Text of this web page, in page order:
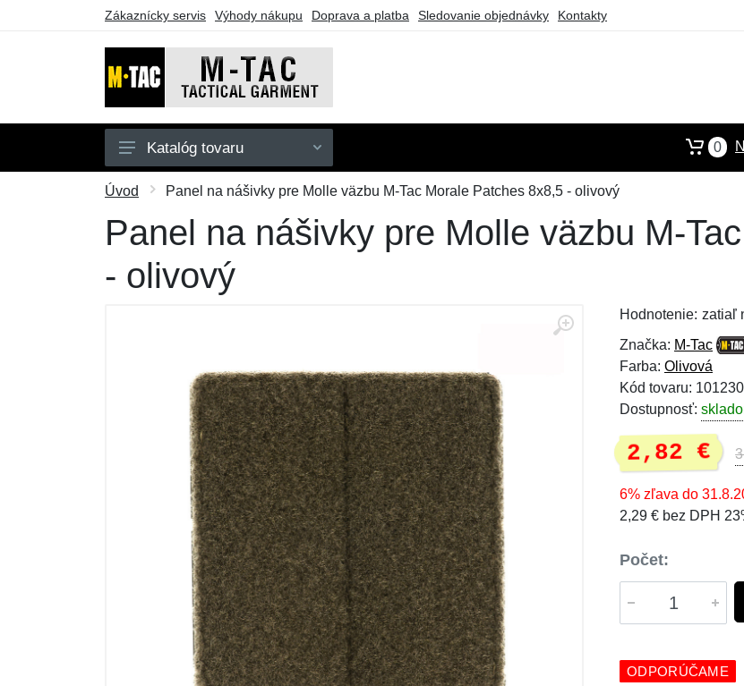
Zákaznícky servis Výhody nákupu Doprava a platba Sledovanie objednávky Kontakty
Pánske
Dámske
Obuv a ponožky
Darčekové poukazy
Katalóg tovaru 0
Úvod Panel na nášivky pre Molle väzbu M-Tac Morale Patches 8x8,5 - olivový
Panel na nášivky pre Molle väzbu M-
- olivový
Hodnotenie: zatiaľ
Značka: M-Tac
Farba: Olivová
Kód tovaru:
Dostupnosť:
2,82 €
6% zľava do
2,29 € bez DPH
Počet:
ODPORÚČAME